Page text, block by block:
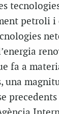
petroli i
fa a
una